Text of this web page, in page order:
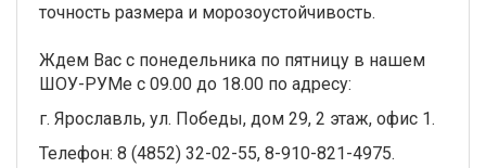
точность размера и морозоустойчивость.
Ждем Вас с понедельника по пятницу в нашем
ШОУ-РУМе с 09.00 до 18.00 по адресу:
г. Ярославль, ул. Победы, дом 29, 2 этаж, офис 1.
Телефон: 8 (4852) 32-02-55, 8-910-821-4975.